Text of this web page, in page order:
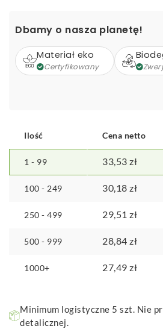
RPET
Dbamy o nasza planetę!
Materiał eko
Certyfikowany
Ilość Cena netto
1 - 99 33,53 zł
100 - 249 30,18 zł
250 - 499 29,51 zł
500 - 999 28,84 zł
1000+ 27,49 zł
Minimum logistyczne 5 szt. Nie
detalicznej.